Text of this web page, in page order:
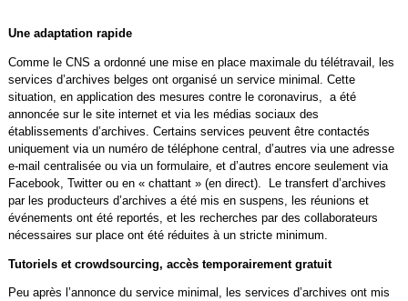
Une adaptation rapide
Comme le CNS a ordonné une mise en place maximale du télétravail, les
services d’archives belges ont organisé un service minimal. Cette
situation, en application des mesures contre le coronavirus, a été
annoncée sur le site internet et via les médias sociaux des
établissements d’archives. Certains services peuvent être contactés
uniquement via un numéro de téléphone central, d’autres via une adresse
e-mail centralisée ou via un formulaire, et d’autres encore seulement via
Facebook, Twitter ou en « chattant » (en direct). Le transfert d’archives
par les producteurs d’archives a été mis en suspens, les réunions et
événements ont été reportés, et les recherches par des collaborateurs
nécessaires sur place ont été réduites à un stricte minimum.
Tutoriels et crowdsourcing, accès temporairement gratuit
Peu après l’annonce du service minimal, les services d’archives ont mis